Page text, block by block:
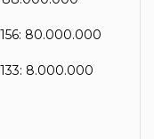
80.000.000
8.000.000